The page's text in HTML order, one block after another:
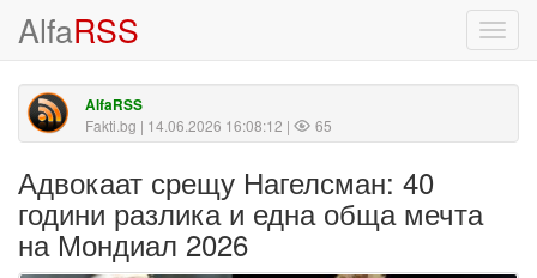
AlfaRSS
AlfaRSS
Fakti.bg | 14.06.2026 16:08:12 | 65
Адвокаат срещу Нагелсман: 40
години разлика и една обща мечта
на Мондиал 2026